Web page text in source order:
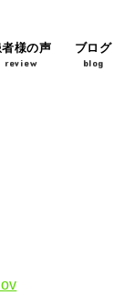
者様の声
review
ブログ
blog